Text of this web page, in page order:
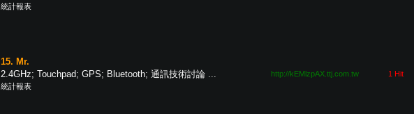
統計報表
15. Mr.
2.4GHz; Touchpad; GPS; Bluetooth; 通訊技術討論 ...
統計報表
http://kEMlzpAX.ttj.com.tw 1 Hit